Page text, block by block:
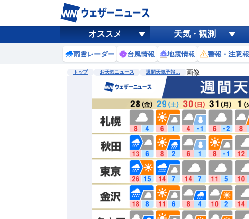
オススメ 天気・観測
雨雲レーダー 台風情報 地震情報 警報・注意報
トップ お天気ニュース 週間天気予報… 画像